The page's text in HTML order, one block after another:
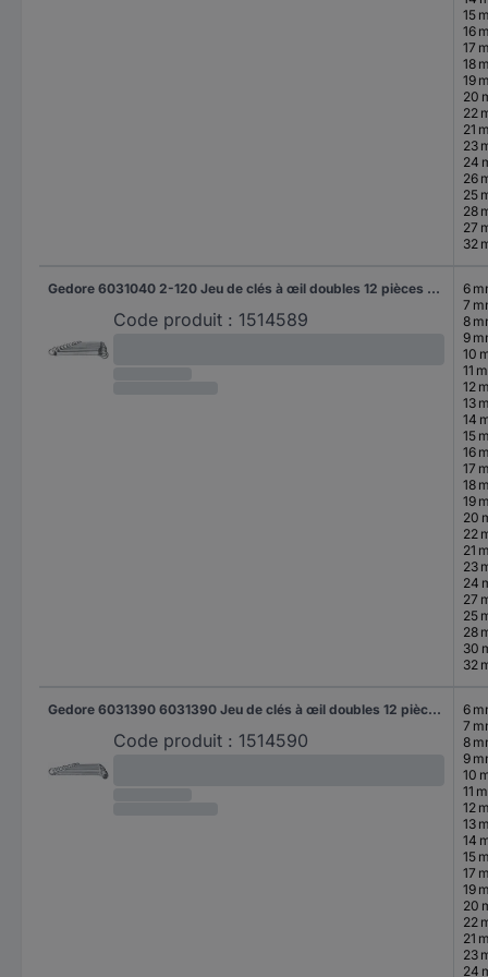
15
16
17
18
19
20
22
21
23
24
26
25
28
27
32
Gedore 6031040 2-120 Jeu de clés à œil doubles 12 pièces Ouverture de clé (métrique) 6 - 32 mm
Code produit : 1514589
6
7
8
9
10
11
12
13
14
15
16
17
18
19
20
22
21
23
24
27
25
28
30
32
Gedore 6031390 6031390 Jeu de clés à œil doubles 12 pièces Ouverture de clé (métrique) 6 - 34 mm
Code produit : 1514590
6
7
8
9
10
11
12
13
14
15
17
19
20
22
21
23
24